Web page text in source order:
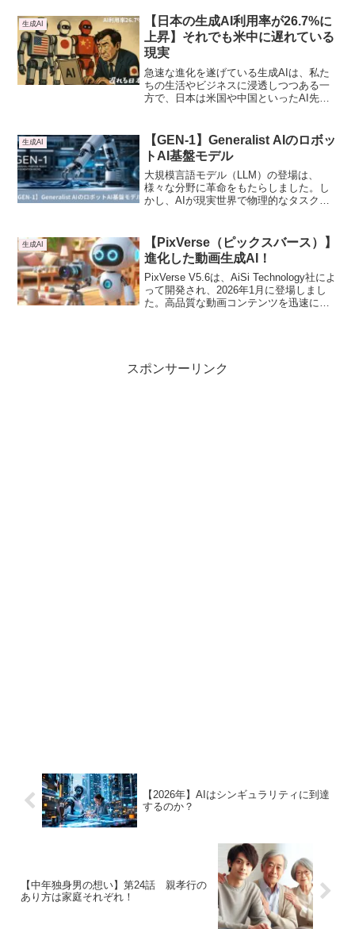
に必要な専門的なスキルや高性能なデバ
イスが不要で、誰でも簡単に映像を作成
できるのが特徴です。
生成AI
【日本の生成AI利用率が26.7%に
上昇】それでも米中に遅れている
現実
急速な進化を遂げている生成AIは、私た
ちの生活やビジネスに浸透しつつある一
方で、日本は米国や中国といったAI先進
日本の生成AI利用率の現状を確認し、米
中との比較を通じて、その背景にある要
因と今後の展望について考察します。
生成AI
【GEN-1】Generalist AIのロボッ
トAI基盤モデル
大規模言語モデル（LLM）の登場は、
様々な分野に革命をもたらしました。し
かし、AIが現実世界で物理的なタスクを
題が残されています。そのような中、
Generalist AIが発表したロボットAI基盤
モデル「GEN-1」は、この分野における
画期的な進歩として注目を集めていま
す。そこで本記事では、GEN-1がどのよ
うなモデルであり、その能力、訓練方
生成AI
【PixVerse（ピックスバース）】
進化した動画生成AI！
PixVerse V5.6は、AiSi Technology社によ
って開発され、2026年1月に登場しまし
た。高品質な動画コンテンツを迅速に作
スポンサーリンク
【2026年】AIはシンギュラリティに到達
するのか？
【中年独身男の想い】第24話 親孝行の
あり方は家庭それぞれ！